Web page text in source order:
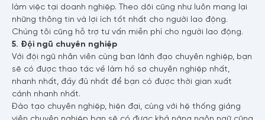
làm việc tại doanh nghiệp. Theo dõi cũng như luôn mang lại
những thông tin và lợi ích tốt nhất cho người lao động.
Chúng tôi cũng hỗ trợ tư vấn miễn phí cho người lao động.
5. Đội ngũ chuyên nghiệp
Với đội ngũ nhân viên cùng ban lãnh đạo chuyên nghiệp, bạn
sẽ có được thao tác về làm hồ sơ chuyên nghiệp nhất,
nhanh nhất, đầy đủ nhất để bạn có được thời gian xuất
cảnh nhanh nhất.
Đào tạo chuyên nghiệp, hiện đại, cùng với hệ thống giảng
viên chuyên nghiệp bạn sẽ có được khả năng ngôn ngữ cũng
Số điện thoại
Email